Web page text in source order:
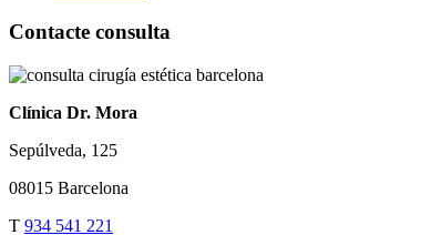
Contacte consulta
Clínica Dr. Mora
Sepúlveda, 125
08015 Barcelona
T 934 541 221